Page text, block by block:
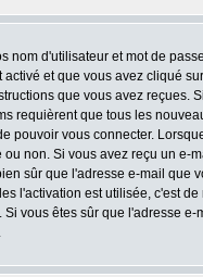
nom d'utilisateur et mot de
et que vous avez cliqué
que vous avez reçues.
requièrent que tous les
pouvoir vous connecter.
non. Si vous avez reçu un e-
sûr que l'adresse e-mail que
l'activation est utilisée, c'est
vous êtes sûr que l'adresse e-